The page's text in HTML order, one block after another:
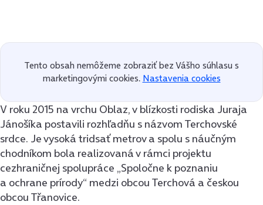
Tento obsah nemôžeme zobraziť bez Vášho súhlasu s
marketingovými cookies. Nastavenia cookies
V roku 2015 na vrchu Oblaz, v blízkosti rodiska Juraja
Jánošíka postavili rozhľadňu s názvom Terchovské
srdce. Je vysoká tridsať metrov a spolu s náučným
chodníkom bola realizovaná v rámci projektu
cezhraničnej spolupráce „Spoločne k poznaniu
a ochrane prírody“ medzi obcou Terchová a českou
obcou Třanovice.